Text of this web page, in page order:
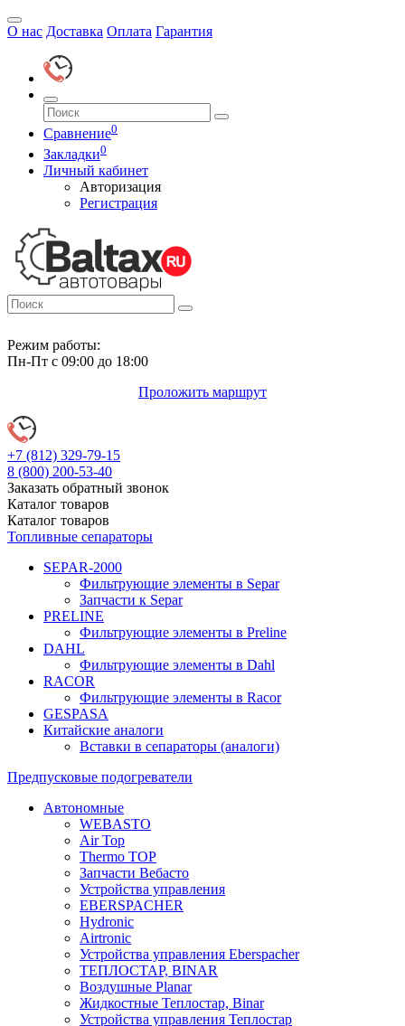
О нас Доставка Оплата Гарантия
Сравнение0
Закладки0
Личный кабинет
Авторизация
Регистрация
Режим работы:
Пн-Пт с 09:00 до 18:00
Проложить маршрут
+7 (812) 329-79-15
8 (800) 200-53-40
Заказать обратный звонок
Каталог товаров
Каталог товаров
Топливные сепараторы
SEPAR-2000
Фильтрующие элементы в Separ
Запчасти к Separ
PRELINE
Фильтрующие элементы в Preline
DAHL
Фильтрующие элементы в Dahl
RACOR
Фильтрующие элементы в Racor
GESPASA
Китайские аналоги
Вставки в сепараторы (аналоги)
Предпусковые подогреватели
Автономные
WEBASTO
Air Top
Thermo TOP
Запчасти Вебасто
Устройства управления
EBERSPACHER
Hydronic
Airtronic
Устройства управления Eberspacher
ТЕПЛОСТАР, BINAR
Воздушные Planar
Жидкостные Теплостар, Binar
Устройства управления Теплостар